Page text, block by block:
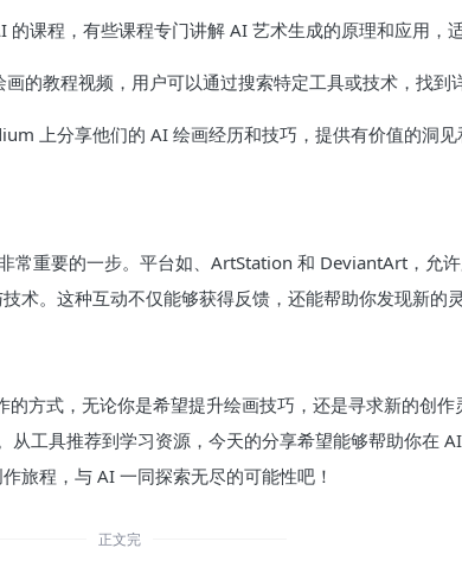
的课程，有些课程专门讲解 AI 艺术生成的原理和应用，
画的教程视频，用户可以通过搜索特定工具或技术，找到
上分享他们的 AI 绘画经历和技巧，提供有价值的洞见
常重要的一步。平台如、ArtStation 和 DeviantArt，允
术。这种互动不仅能够获得反馈，还能帮助你发现新的灵
方式，无论你是希望提升绘画技巧，还是寻求新的创作
从工具推荐到学习资源，今天的分享希望能够帮助你在
旅程，与 AI 一同探索无尽的可能性吧！
正文完